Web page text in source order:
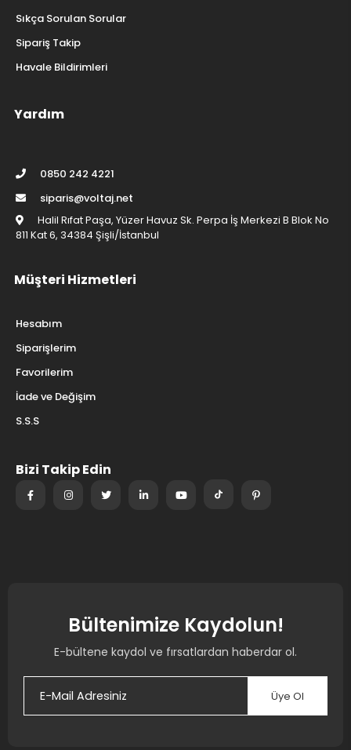
Sıkça Sorulan Sorular
Sipariş Takip
Havale Bildirimleri
Yardım
0850 242 4221
siparis@voltaj.net
Halil Rıfat Paşa, Yüzer Havuz Sk. Perpa İş Merkezi B Blok No
811 Kat 6, 34384 Şişli/İstanbul
Müşteri Hizmetleri
Hesabım
Siparişlerim
Favorilerim
İade ve Değişim
S.S.S
Bizi Takip Edin
Bültenimize Kaydolun!
E-bültene kaydol ve fırsatlardan haberdar ol.
Üye Ol